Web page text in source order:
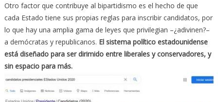
Otro factor que contribuye al bipartidismo es el hecho de que
cada Estado tiene sus propias reglas para inscribir candidatos, por
lo que hay una amplia gama de leyes que privilegian –¿adivinen?–
a demócratas y republicanos. El sistema político estadounidense
está diseñado para ser dirimido entre liberales y conservadores, y
sin espacio para más.